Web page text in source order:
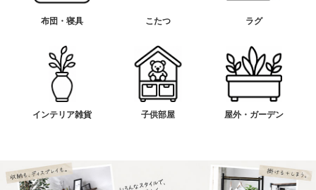
布団・寝具 こたつ ラグ
インテリア雑貨 子供部屋 屋外・ガーデン